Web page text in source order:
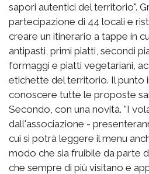
sapori autentici del territorio".
partecipazione di 44 locali e
creare un itinerario a tappe in
antipasti, primi piatti, secondi
formaggi e piatti vegetariani,
etichette del territorio. Il punto
conoscere tutte le proposte
Secondo, con una novità. "I
dall'associazione -
cui si potrà leggere il menu
modo che sia fruibile da parte
che sempre di più visitano e